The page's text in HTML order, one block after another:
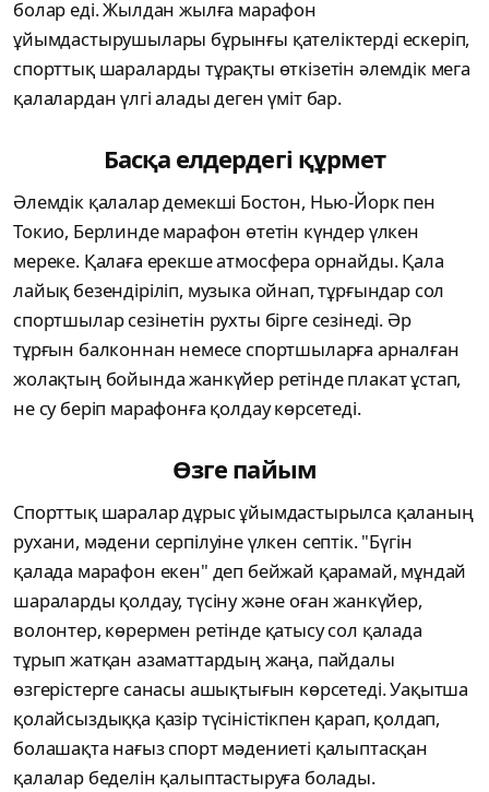
болар еді. Жылдан жылға марафон
ұйымдастырушылары бұрынғы қателіктерді ескеріп,
спорттық шараларды тұрақты өткізетін әлемдік мега
қалалардан үлгі алады деген үміт бар.
Басқа елдердегі құрмет
Әлемдік қалалар демекші Бостон, Нью-Йорк пен
Токио, Берлинде марафон өтетін күндер үлкен
мереке. Қалаға ерекше атмосфера орнайды. Қала
лайық безендіріліп, музыка ойнап, тұрғындар сол
спортшылар сезінетін рухты бірге сезінеді. Әр
тұрғын балконнан немесе спортшыларға арналған
жолақтың бойында жанкүйер ретінде плакат ұстап,
не су беріп марафонға қолдау көрсетеді.
Өзге пайым
Спорттық шаралар дұрыс ұйымдастырылса қаланың
рухани, мәдени серпілуіне үлкен септік. "Бүгін
қалада марафон екен" деп бейжай қарамай, мұндай
шараларды қолдау, түсіну және оған жанкүйер,
волонтер, көрермен ретінде қатысу сол қалада
тұрып жатқан азаматтардың жаңа, пайдалы
өзгерістерге санасы ашықтығын көрсетеді. Уақытша
қолайсыздыққа қазір түсіністікпен қарап, қолдап,
болашақта нағыз спорт мәдениеті қалыптасқан
қалалар беделін қалыптастыруға болады.